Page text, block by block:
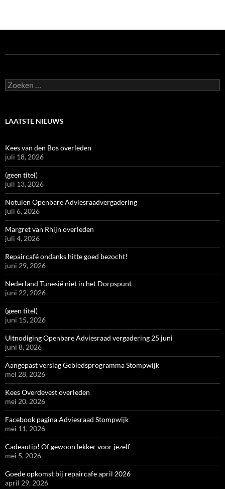
Zoeken
naar:
LAATSTE NIEUWS
Kees van den Bos overleden
juli 18, 2026
(geen titel)
juli 13, 2026
Notulen Openbare Adviesraadvergadering
juli 6, 2026
Margret van Rhijn overleden
juli 4, 2026
Repaircafé ondanks hitte goed bezocht!
juni 29, 2026
Nederland Tunesië niet in het Dorpspunt
juni 22, 2026
(geen titel)
juni 15, 2026
Uitnodiging Openbare Adviesraad vergadering 25 juni
juni 8, 2026
Aangepast verslag Gebiedsprogramma Stompwijk
mei 28, 2026
Kees Overdevest overleden
mei 20, 2026
Facebook pagina Adviesraad Stompwijk
mei 11, 2026
Cadeautip! Of gewoon lekker voor jezelf
mei 5, 2026
Goede opkomst bij repaircafe april 2026
april 29, 2026